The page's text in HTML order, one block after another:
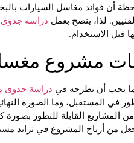
أن فوائد مغاسل السيارات
لذا، ينصح بعمل دراسة جدوى
قبل الاستخدام.
مشروع
يجب أن نطرحه في دراسة جدوى
في المستقبل، وما الصورة
المشاريع القابلة للتطور بصورة
من أرباح المشروع في تزايد